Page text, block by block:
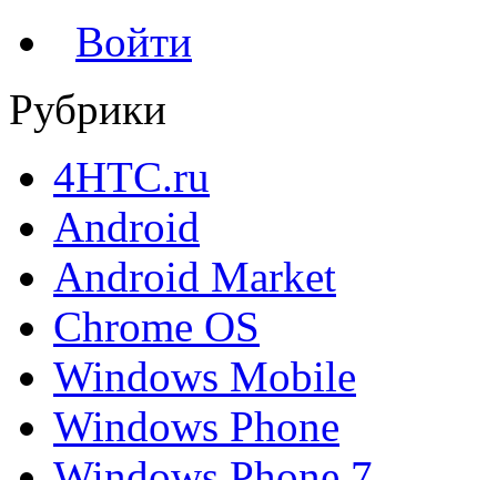
Войти
Рубрики
4HTC.ru
Android
Android Market
Chrome OS
Windows Mobile
Windows Phone